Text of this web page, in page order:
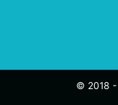
© 2018 -